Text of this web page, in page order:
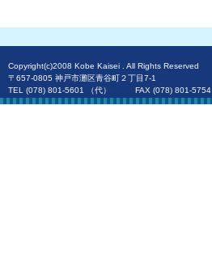
Copyright(c)2008 Kobe Kaisei . All Rights Reserved
〒657-0805 神戸市灘区青谷町２丁目7-1
TEL (078) 801-5601 （代） FAX (078) 801-5754